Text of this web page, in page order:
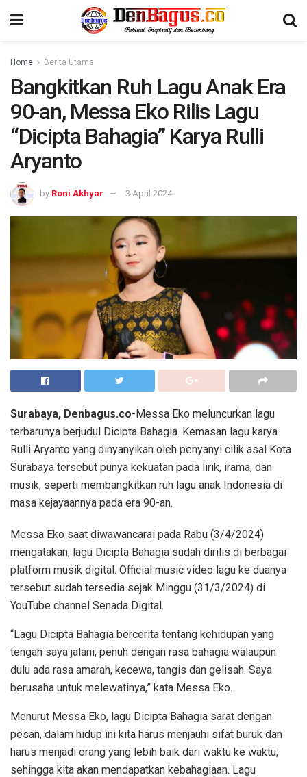
Home Berita Utama
Bangkitkan Ruh Lagu Anak Era
90-an, Messa Eko Rilis Lagu
“Dicipta Bahagia” Karya Rulli
Aryanto
by Roni Akhyar 3 April 2024
Surabaya, Denbagus.co-Messa Eko meluncurkan lagu
terbarunya berjudul Dicipta Bahagia. Kemasan lagu karya
Rulli Aryanto yang dinyanyikan oleh penyanyi cilik asal Kota
Surabaya tersebut punya kekuatan pada lirik, irama, dan
musik, seperti membangkitkan ruh lagu anak Indonesia di
masa kejayaannya pada era 90-an.
Messa Eko saat diwawancarai pada Rabu (3/4/2024)
mengatakan, lagu Dicipta Bahagia sudah dirilis di berbagai
platform musik digital. Official music video lagu ke duanya
tersebut sudah tersedia sejak Minggu (31/3/2024) di
YouTube channel Senada Digital.
“Lagu Dicipta Bahagia bercerita tentang kehidupan yang
tengah saya jalani, penuh dengan rasa bahagia walaupun
dulu ada rasa amarah, kecewa, tangis dan gelisah. Saya
berusaha untuk melewatinya,” kata Messa Eko.
Menurut Messa Eko, lagu Dicipta Bahagia sarat dengan
pesan, dalam hidup ini kita harus menjauhi sifat buruk dan
harus menjadi orang yang lebih baik dari waktu ke waktu,
sehingga kita akan mendapatkan kebahagiaan. Lagu